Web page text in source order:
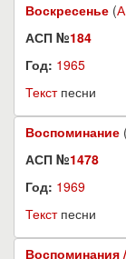
Воскресенье (
АСП №184
Год: 1965
Текстпесни
Воспоминание (
АСП №1478
Год: 1969
Текстпесни
Воспоминания